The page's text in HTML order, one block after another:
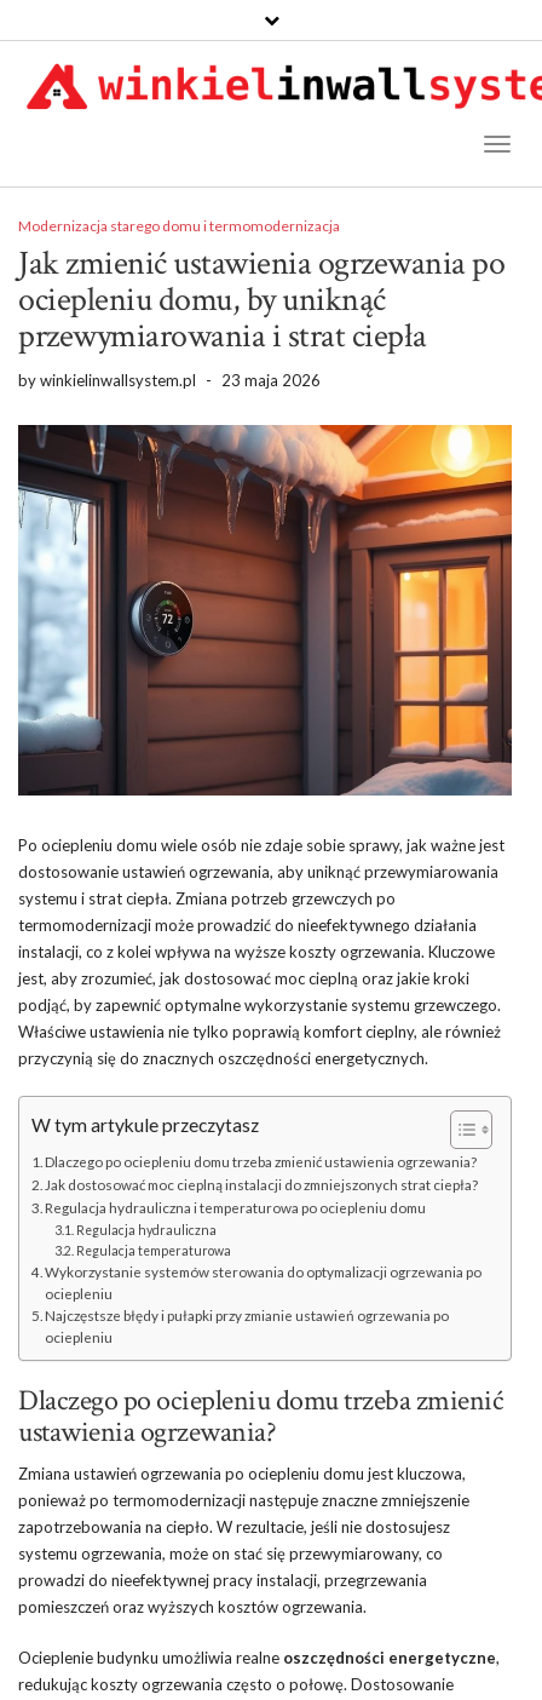
Modernizacja starego domu i termomodernizacja
Jak zmienić ustawienia ogrzewania po
ociepleniu domu, by uniknąć
przewymiarowania i strat ciepła
bywinkielinwallsystem.pl - 23 maja 2026
Po ociepleniu domu wiele osób nie zdaje sobie sprawy, jak ważne jest
dostosowanie ustawień ogrzewania, aby uniknąć przewymiarowania
systemu i strat ciepła. Zmiana potrzeb grzewczych po
termomodernizacji może prowadzić do nieefektywnego działania
instalacji, co z kolei wpływa na wyższe koszty ogrzewania. Kluczowe
jest, aby zrozumieć, jak dostosować moc cieplną oraz jakie kroki
podjąć, by zapewnić optymalne wykorzystanie systemu grzewczego.
Właściwe ustawienia nie tylko poprawią komfort cieplny, ale również
przyczynią się do znacznych oszczędności energetycznych.
W tym artykule przeczytasz
Dlaczego po ociepleniu domu trzeba zmienić ustawienia ogrzewania?
Jak dostosować moc cieplną instalacji do zmniejszonych strat ciepła?
Regulacja hydrauliczna i temperaturowa po ociepleniu domu
Regulacja hydrauliczna
Regulacja temperaturowa
Wykorzystanie systemów sterowania do optymalizacji ogrzewania po
ociepleniu
Najczęstsze błędy i pułapki przy zmianie ustawień ogrzewania po
ociepleniu
Dlaczego po ociepleniu domu trzeba zmienić
ustawienia ogrzewania?
Zmiana ustawień ogrzewania po ociepleniu domu jest kluczowa,
ponieważ po termomodernizacji następuje znaczne zmniejszenie
zapotrzebowania na ciepło. W rezultacie, jeśli nie dostosujesz
systemu ogrzewania, może on stać się przewymiarowany, co
prowadzi do nieefektywnej pracy instalacji, przegrzewania
pomieszczeń oraz wyższych kosztów ogrzewania.
Ocieplenie budynku umożliwia realne oszczędności energetyczne,
redukując koszty ogrzewania często o połowę. Dostosowanie